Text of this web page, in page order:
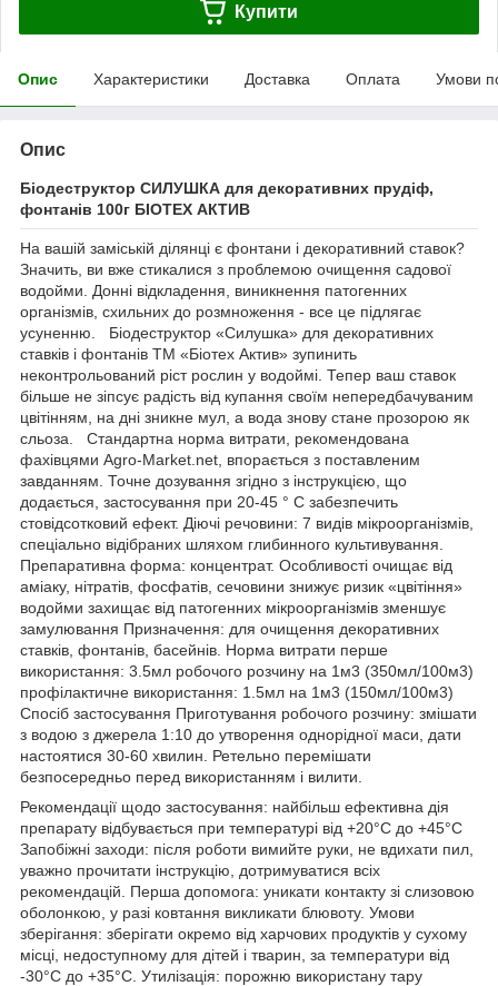
Купити
Опис Характеристики Доставка Оплата Умови
Опис
Біодеструктор СИЛУШКА для декоративних прудіф,
фонтанів 100г БІОТЕХ АКТИВ
На вашій заміській ділянці є фонтани і декоративний ставок?
Значить, ви вже стикалися з проблемою очищення садової
водойми. Донні відкладення, виникнення патогенних
організмів, схильних до розмноження - все це підлягає
усуненню. Біодеструктор «Силушка» для декоративних
ставків і фонтанів ТМ «Біотех Актив» зупинить
неконтрольований ріст рослин у водоймі. Тепер ваш ставок
більше не зіпсує радість від купання своїм непередбачуваним
цвітінням, на дні зникне мул, а вода знову стане прозорою як
сльоза. Стандартна норма витрати, рекомендована
фахівцями Agro-Market.net, впорається з поставленим
завданням. Точне дозування згідно з інструкцією, що
додається, застосування при 20-45 ° С забезпечить
стовідсотковий ефект. Діючі речовини: 7 видів мікроорганізмів,
спеціально відібраних шляхом глибинного культивування.
Препаративна форма: концентрат. Особливості очищає від
аміаку, нітратів, фосфатів, сечовини знижує ризик «цвітіння»
водойми захищає від патогенних мікроорганізмів зменшує
замулювання Призначення: для очищення декоративних
ставків, фонтанів, басейнів. Норма витрати перше
використання: 3.5мл робочого розчину на 1м3 (350мл/100м3)
профілактичне використання: 1.5мл на 1м3 (150мл/100м3)
Спосіб застосування Приготування робочого розчину: змішати
з водою з джерела 1:10 до утворення однорідної маси, дати
настоятися 30-60 хвилин. Ретельно перемішати
безпосередньо перед використанням і вилити.
Рекомендації щодо застосування: найбільш ефективна дія
препарату відбувається при температурі від +20°С до +45°С
Запобіжні заходи: після роботи вимийте руки, не вдихати пил,
уважно прочитати інструкцію, дотримуватися всіх
рекомендацій. Перша допомога: уникати контакту зі слизовою
оболонкою, у разі ковтання викликати блювоту. Умови
зберігання: зберігати окремо від харчових продуктів у сухому
місці, недоступному для дітей і тварин, за температури від
-30°С до +35°С. Утилізація: порожню використану тару